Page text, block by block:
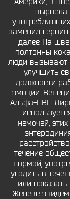
выросла
заменил героин
далее На
полтонны
люди вызывают
улучшить
должности
эмоции.
Альфа-ПВП
немочей,
течение
нормой,
угодить в
или
Женеве